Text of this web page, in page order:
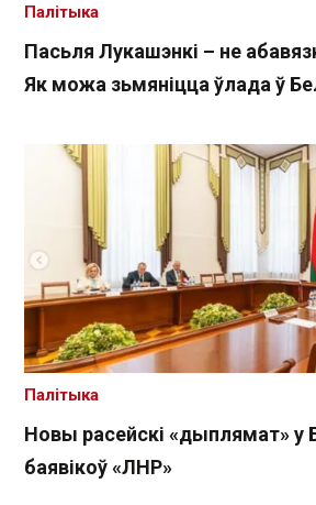
Пасьля Лукашэнкі – не
Як можа зьмяніцца ўлада ў
Палітыка
Новы расейскі «дыплямат» у
баявікоў «ЛНР»
Палітыка